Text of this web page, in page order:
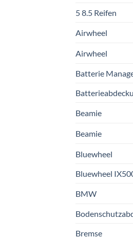
5 8.5 Reifen
Airwheel
Airwheel
Batterie
Beamie
Beamie
Bluewheel
Bluewheel
BMW
Bremse